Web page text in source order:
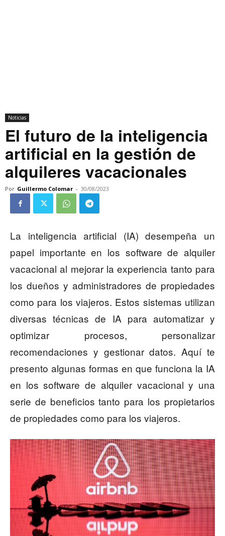
Noticias
El futuro de la inteligencia
artificial en la gestión de
alquileres vacacionales
Por Guillermo Colomar - 30/08/2023
La inteligencia artificial (IA) desempeña un
papel importante en los software de alquiler
vacacional al mejorar la experiencia tanto para
los dueños y administradores de propiedades
como para los viajeros. Estos sistemas utilizan
diversas técnicas de IA para automatizar y
optimizar procesos, personalizar
recomendaciones y gestionar datos. Aquí te
presento algunas formas en que funciona la IA
en los software de alquiler vacacional y una
serie de beneficios tanto para los propietarios
de propiedades como para los viajeros.